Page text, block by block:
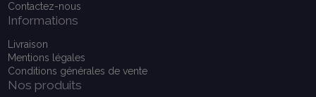
Contactez-nous
Informations
Livraison
Mentions légales
Conditions générales de vente
Nos produits